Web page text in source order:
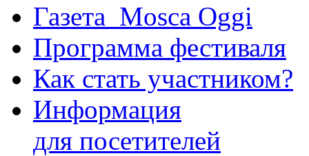
Газета Mosca Oggi
Программа фестиваля
Как стать участником?
Информация
для посетителей